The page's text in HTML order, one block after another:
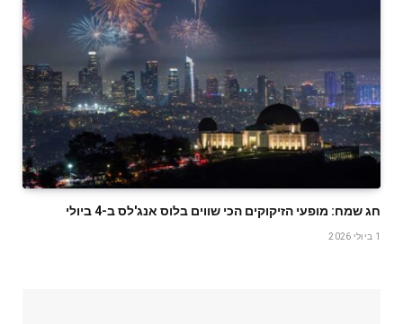
חג שמח: מופעי הזיקוקים הכי שווים בלוס אנג'לס ב-4 ביולי
1 ביולי 2026